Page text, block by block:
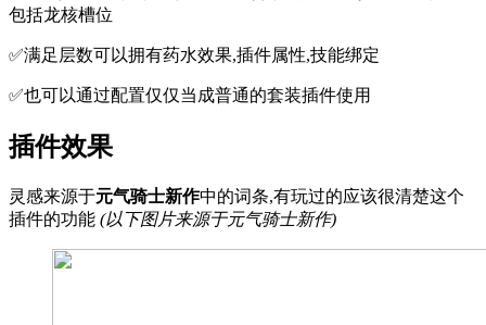
包括龙核槽位
✅满足层数可以拥有药水效果,插件属性,技能绑定
✅也可以通过配置仅仅当成普通的套装插件使用
插件效果
灵感来源于元气骑士新作中的词条,有玩过的应该很清楚这个
插件的功能 (以下图片来源于元气骑士新作)